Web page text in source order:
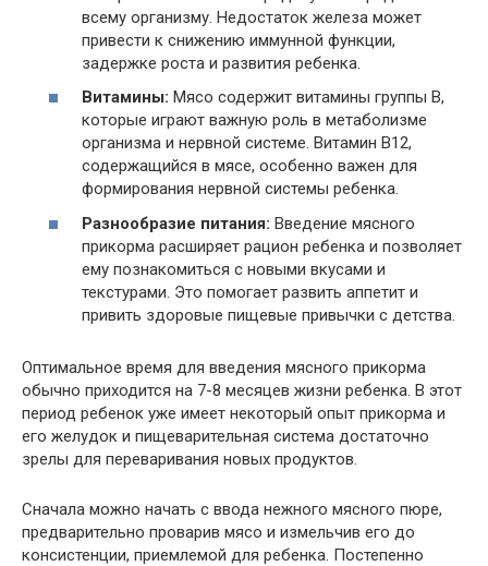
всему организму. Недостаток железа может
привести к снижению иммунной функции,
задержке роста и развития ребенка.
Витамины: Мясо содержит витамины группы B,
которые играют важную роль в метаболизме
организма и нервной системе. Витамин B12,
содержащийся в мясе, особенно важен для
формирования нервной системы ребенка.
Разнообразие питания: Введение мясного
прикорма расширяет рацион ребенка и позволяет
ему познакомиться с новыми вкусами и
текстурами. Это помогает развить аппетит и
привить здоровые пищевые привычки с детства.
Оптимальное время для введения мясного прикорма
обычно приходится на 7-8 месяцев жизни ребенка. В этот
период ребенок уже имеет некоторый опыт прикорма и
его желудок и пищеварительная система достаточно
зрелы для переваривания новых продуктов.
Сначала можно начать с ввода нежного мясного пюре,
предварительно проварив мясо и измельчив его до
консистенции, приемлемой для ребенка. Постепенно